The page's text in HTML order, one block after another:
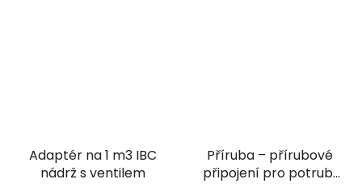
Adaptér na 1 m3 IBC
nádrž s ventilem
Příruba – přírubové
připojení pro potrubí